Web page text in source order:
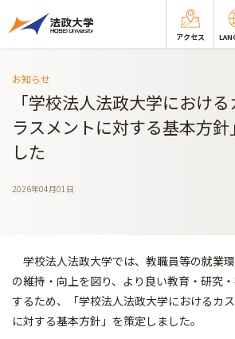
アクセス
お知らせ
「学校法人法政大学におけ
ラスメントに対する基本方針
した
2026年04月01日
学校法人法政大学では、教職員等の就業
の維持・向上を図り、より良い教育・研究
するため、「学校法人法政大学におけるカ
に対する基本方針」を策定しました。